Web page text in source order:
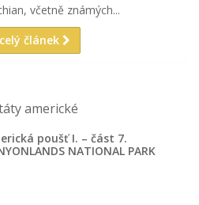
včetně známých...
článek
americké
poušť I. – část 7.
NATIONAL PARK